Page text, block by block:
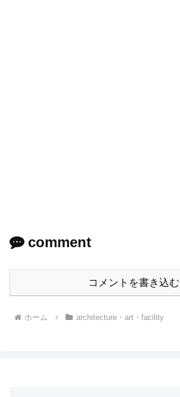
comment
コメントを書き込む
ホーム architecture・art・facility